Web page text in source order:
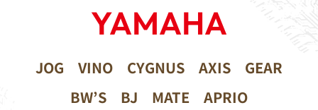
YAMAHA
JOG VINO CYGNUS AXIS
GEAR
BW’S
BJ MATE APRIO